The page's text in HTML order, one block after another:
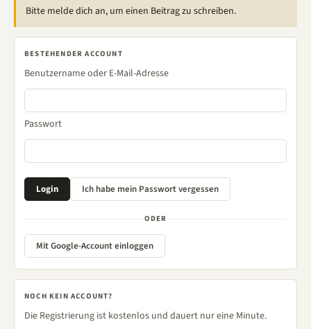
Bitte melde dich an, um einen Beitrag zu schreiben.
BESTEHENDER ACCOUNT
Benutzername oder E-Mail-Adresse
Passwort
ODER
Mit Google-Account einloggen
NOCH KEIN ACCOUNT?
Die Registrierung ist kostenlos und dauert nur eine Minute.